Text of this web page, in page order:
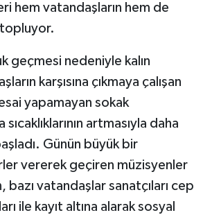
hem vatandaşların hem de
geçmesi nedeniyle kalın
karşısına çıkmaya çalışan
yapamayan sokak
artmasıyla daha
Günün büyük bir
vererek geçiren müzisyenler
bazı vatandaşlar sanatçıları cep
ile kayıt altına alarak sosyal